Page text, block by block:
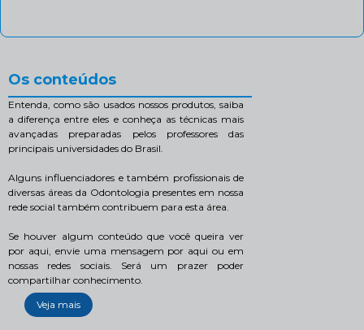
Os conteúdos
Entenda, como são usados nossos produtos, saiba
a diferença entre eles e conheça as técnicas mais
avançadas preparadas pelos professores das
principais universidades do Brasil.
Alguns influenciadores e também profissionais de
diversas áreas da Odontologia presentes em nossa
rede social também contribuem para esta área.
Se houver algum conteúdo que você queira ver
por aqui, envie uma mensagem por aqui ou em
nossas redes sociais. Será um prazer poder
compartilhar conhecimento.
Veja mais